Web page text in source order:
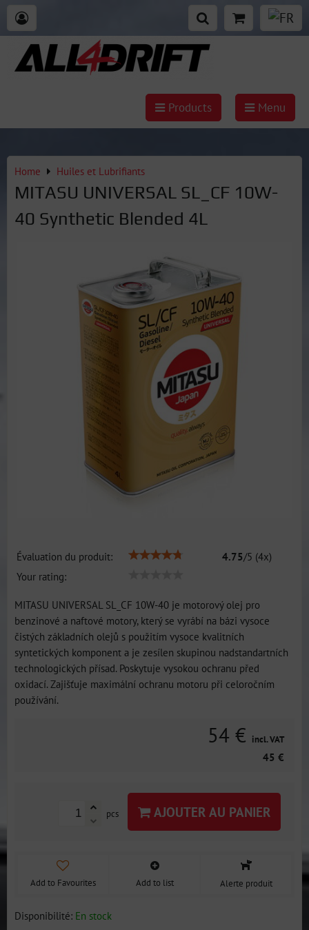
Products Menu
Home Huiles et Lubrifiants
MITASU UNIVERSAL SL_CF 10W-
40 Synthetic Blended 4L
Évaluation du produit: 4.75/5 (4x)
Your rating:
MITASU UNIVERSAL SL_CF 10W-40 je motorový olej pro
benzinové a naftové motory, který se vyrábí na bázi vysoce
čistých základních olejů s použitím vysoce kvalitních
syntetických komponent a je zesílen skupinou nadstandartních
technologických přísad. Poskytuje vysokou ochranu před
oxidací. Zajišťuje maximální ochranu motoru při celoročním
používání.
54 € incl. VAT
45 €
pcs AJOUTER AU PANIER
Add to Favourites Add to list Alerte produit
Disponibilité: En stock